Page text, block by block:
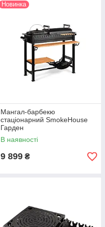
Новинка
Мангал-барбекю
стаціонарний SmokeHouse
Гарден
В наявності
9 899 ₴